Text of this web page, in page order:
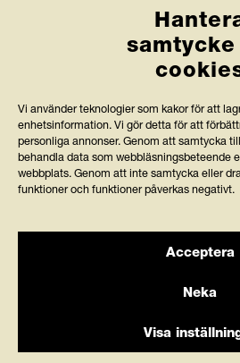
Vi använder teknologier som kakor för att
enhetsinformation. Vi gör detta för att
personliga annonser. Genom att samtycka
behandla data som webbläsningsbeteende
webbplats. Genom att inte samtycka eller
funktioner och funktioner påverkas negativt.
Acceptera
Neka
Visa
Jobba hos
Prenumerera på
Press och
Styrdokument och
90-konto använder minst 75